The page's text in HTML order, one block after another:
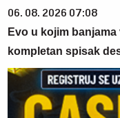
06. 08. 2026 07:08
Evo u kojim
kompletan spisak